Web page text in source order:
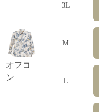
3L
オフコ
ン
M
L